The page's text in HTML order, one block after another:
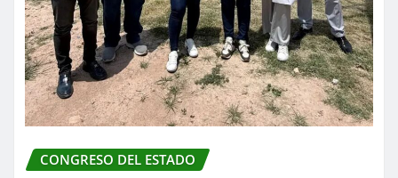
CONGRESO DEL ESTADO